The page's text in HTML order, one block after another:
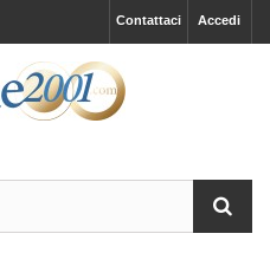
Accedi
Contattaci